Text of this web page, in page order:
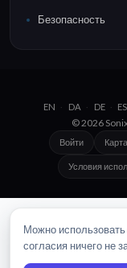
Безопасность
EN · DA · DE · ES
© 2026
Войти
Условия
Можно
согласия ничего не